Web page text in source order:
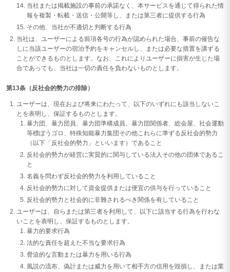
当社または掲載施設の事前の承諾なく、本サービスを通じて得られた情
報を複製・転載・送信・公開等し、または第三者に提供する行為
その他、当社が不適切と判断する行為
当社は、ユーザーによる前項各号の行為が認められた場合、事前の催告な
しに当該ユーザーの宿泊予約をキャンセルし、または必要な措置を講ずる
ことができるものとします。なお、これによりユーザーに損害が生じた場
合であっても、当社は一切の責任を負わないものとします。
第13条（反社会的勢力の排除）
ユーザーは、現在および将来にわたって、以下のいずれにも該当しないこ
とを表明し、保証するものとします。
暴力団、暴力団員、暴力団準構成員、暴力団関係者、総会屋、社会運動
等標ぼうゴロ、特殊知能暴力集団その他これらに準ずる反社会的勢力
（以下「反社会的勢力」といいます）であること
反社会的勢力が経営に実質的に関与している法人その他の団体であるこ
と
名義を問わず反社会的勢力を利用していること
反社会的勢力に対して資金提供または便宜の供与を行っていること
反社会的勢力と社会的に非難されるべき関係を有していること
ユーザーは、自らまたは第三者を利用して、以下に該当する行為を行わな
いことを表明し、保証するものとします。
暴力的要求行為
法的な責任を超えた不当な要求行為
脅迫的な言動または暴力を用いる行為
風説の流布、偽計または威力を用いて相手方の信用を毀損し、または業